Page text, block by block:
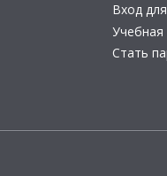
Вход
Учебная
Стать